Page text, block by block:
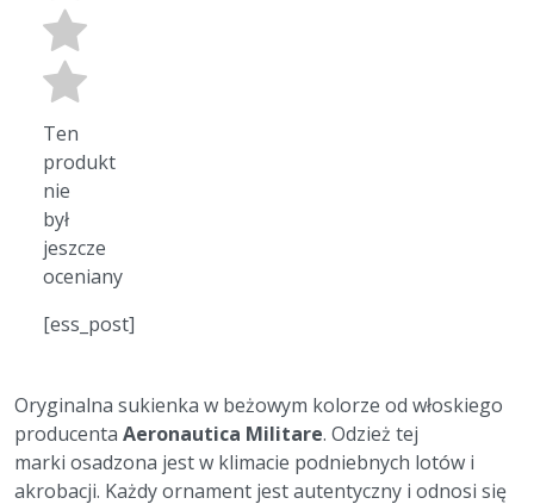
Ten
produkt
nie
był
jeszcze
oceniany
[ess_post]
Oryginalna sukienka w beżowym kolorze od włoskiego
producenta Aeronautica Militare. Odzież tej
marki osadzona jest w klimacie podniebnych lotów i
akrobacji. Każdy ornament jest autentyczny i odnosi się